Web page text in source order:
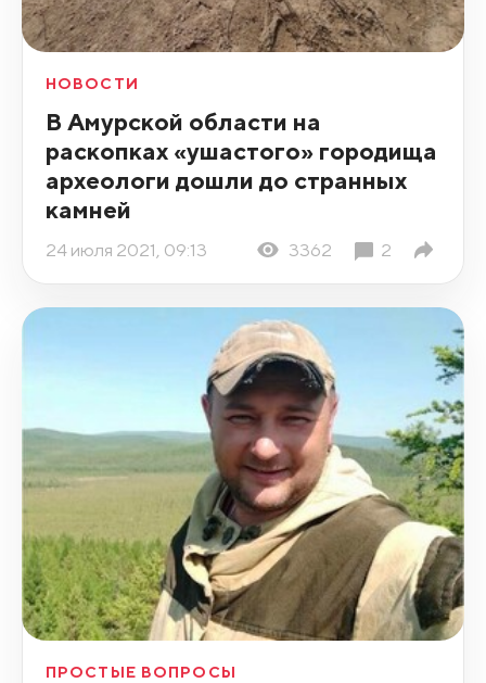
НОВОСТИ
В Амурской области на
раскопках «ушастого» городища
археологи дошли до странных
камней
24 июля 2021, 09:13 3362 2
ПРОСТЫЕ ВОПРОСЫ